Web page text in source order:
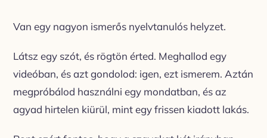
Van egy nagyon ismerős nyelvtanulós helyzet.
Látsz egy szót, és rögtön érted. Meghallod egy
videóban, és azt gondolod: igen, ezt ismerem. Aztán
megpróbálod használni egy mondatban, és az
agyad hirtelen kiürül, mint egy frissen kiadott lakás.